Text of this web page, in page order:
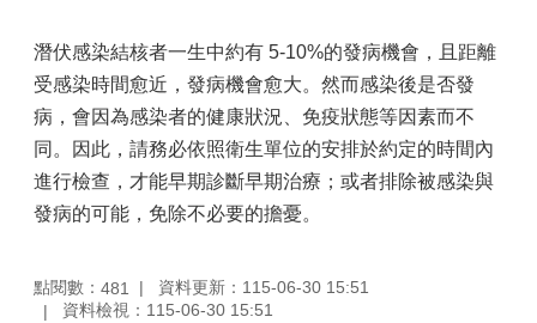
潛伏感染結核者一生中約有 5-10%的發病機會，且距離
受感染時間愈近，發病機會愈大。然而感染後是否發
病，會因為感染者的健康狀況、免疫狀態等因素而不
同。因此，請務必依照衛生單位的安排於約定的時間內
進行檢查，才能早期診斷早期治療；或者排除被感染與
發病的可能，免除不必要的擔憂。
點閱數： 481
資料更新：115-06-30 15:51
資料檢視：115-06-30 15:51